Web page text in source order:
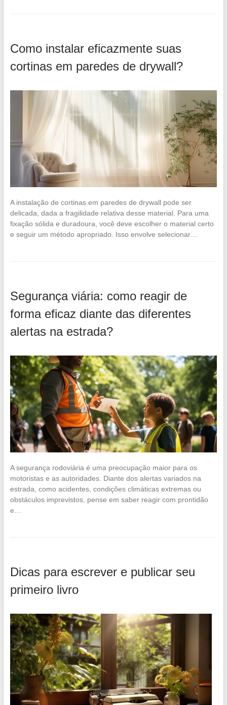
Como instalar eficazmente suas
cortinas em paredes de drywall?
A instalação de cortinas em paredes de drywall pode ser
delicada, dada a fragilidade relativa desse material. Para uma
fixação sólida e duradoura, você deve escolher o material certo
e seguir um método apropriado. Isso envolve selecionar…
Segurança viária: como reagir de
forma eficaz diante das diferentes
alertas na estrada?
A segurança rodoviária é uma preocupação maior para os
motoristas e as autoridades. Diante dos alertas variados na
estrada, como acidentes, condições climáticas extremas ou
obstáculos imprevistos, pense em saber reagir com prontidão
e…
Dicas para escrever e publicar seu
primeiro livro